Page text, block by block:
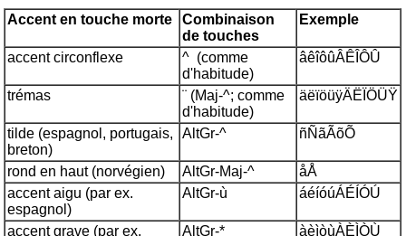
Accent en touche morte
Combinaison
de touches
Exemple
accent circonflexe
^ (comme
d'habitude)
âêîôûÂÊÎÔÛ
trémas
¨ (Maj-^; comme
d'habitude)
äëïöüÿÄËÏÖÜŸ
tilde (espagnol, portugais,
breton)
AltGr-^ ñÑãÃõÕ
rond en haut (norvégien) AltGr-Maj-^
åÅ
accent aigu (par ex.
espagnol)
AltGr-ù áéíóúÁÉÍÓÚ
accent grave (par ex.
AltGr-* àèìòùÀÈÌÒÙ